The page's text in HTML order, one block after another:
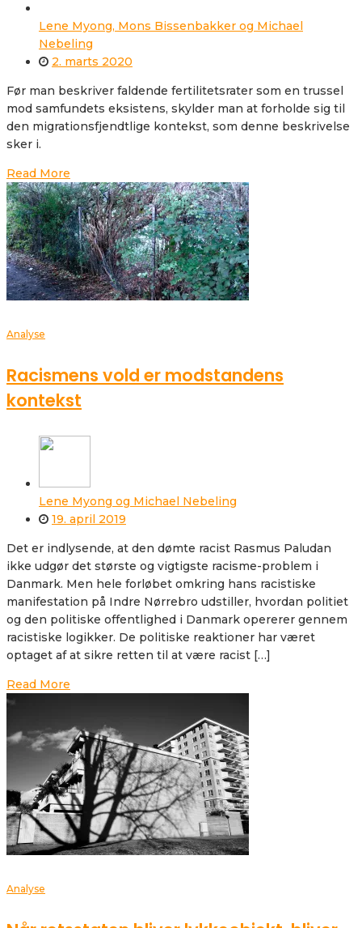
Lene Myong, Mons Bissenbakker og Michael
Nebeling
2. marts 2020
Før man beskriver faldende fertilitetsrater som en trussel
mod samfundets eksistens, skylder man at forholde sig til
den migrationsfjendtlige kontekst, som denne beskrivelse
sker i.
Read More
Analyse
Racismens vold er modstandens
kontekst
Lene Myong og Michael Nebeling
19. april 2019
Det er indlysende, at den dømte racist Rasmus Paludan
ikke udgør det største og vigtigste racisme-problem i
Danmark. Men hele forløbet omkring hans racistiske
manifestation på Indre Nørrebro udstiller, hvordan politiet
og den politiske offentlighed i Danmark opererer gennem
racistiske logikker. De politiske reaktioner har været
optaget af at sikre retten til at være racist […]
Read More
Analyse